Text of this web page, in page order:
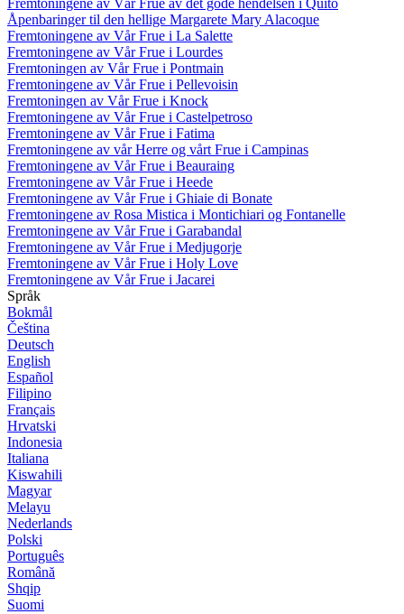
Åpenbaringer til den hellige Margarete Mary Alacoque
Fremtoningene av Vår Frue i La Salette
Fremtoningene av Vår Frue i Lourdes
Fremtoningen av Vår Frue i Pontmain
Fremtoningene av Vår Frue i Pellevoisin
Fremtoningen av Vår Frue i Knock
Fremtoningene av Vår Frue i Castelpetroso
Fremtoningene av Vår Frue i Fatima
Fremtoningene av vår Herre og vårt Frue i Campinas
Fremtoningene av Vår Frue i Beauraing
Fremtoningene av Vår Frue i Heede
Fremtoningene av Vår Frue i Ghiaie di Bonate
Fremtoningene av Rosa Mistica i Montichiari og Fontanelle
Fremtoningene av Vår Frue i Garabandal
Fremtoningene av Vår Frue i Medjugorje
Fremtoningene av Vår Frue i Holy Love
Fremtoningene av Vår Frue i Jacarei
Språk
Bokmål
Čeština
Deutsch
English
Español
Filipino
Français
Hrvatski
Indonesia
Italiana
Kiswahili
Magyar
Melayu
Nederlands
Polski
Português
Română
Shqip
Suomi